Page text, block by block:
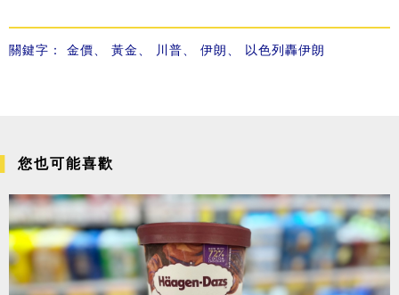
關鍵字： 金價、 黃金、 川普、 伊朗、 以色列轟伊朗
您也可能喜歡